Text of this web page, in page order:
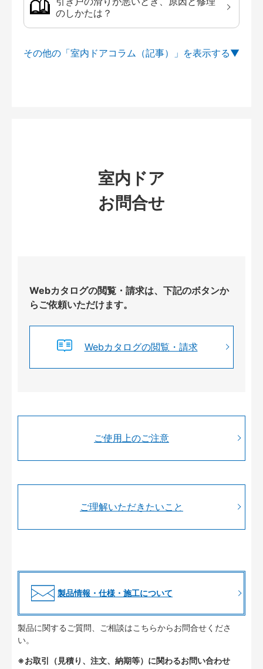
のしかたは？
その他の「室内ドアコラム（記事）」を
室内ドア
お問合せ
Webカタログの閲覧・請求は、下記のボタンか
らご依頼いただけます。
Webカタログの閲覧・請求
ご使用上のご注意
ご理解いただきたいこと
製品情報・仕様・施工について
製品に関するご質問、ご相談はこちらからお問合せくださ
い。
※お取引（見積り、注文、納期等）に関わるお問い合わせ